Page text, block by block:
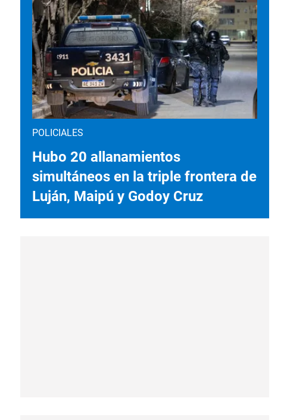
POLICIALES
Hubo 20 allanamientos
simultáneos en la triple frontera de
Luján, Maipú y Godoy Cruz